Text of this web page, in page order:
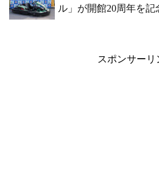
ル」が開館20周年を
スポンサーリ